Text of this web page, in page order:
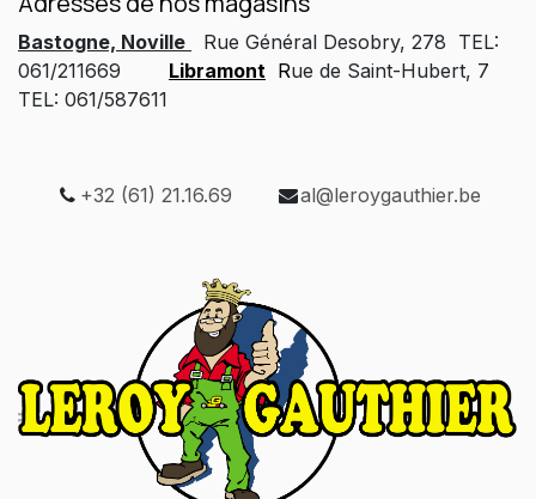
Bastogne, Noville
Rue Général Desobry, 278 TEL:
061/211669
Libramont Rue de Saint-Hubert, 7
TEL: 061/587611
+32 (61) 21.16.69 al@leroygauthier.be